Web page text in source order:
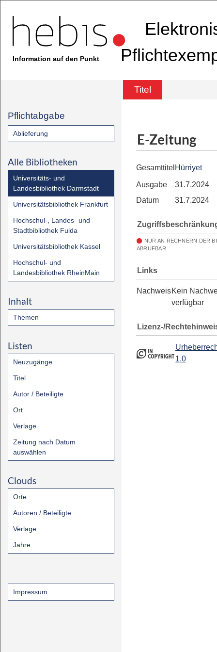
Information auf den Punkt
Titel
Pflichtabgabe
Ablieferung
Alle Bibliotheken
Universitäts- und
Landesbibliothek Darmstadt
Universitätsbibliothek Frankfurt
Hochschul-, Landes- und
Stadtbibliothek Fulda
Universitätsbibliothek Kassel
Hochschul- und
Landesbibliothek RheinMain
Inhalt
Themen
Listen
Neuzugänge
Titel
Autor / Beteiligte
Ort
Verlage
Zeitung nach Datum
auswählen
Clouds
Orte
Autoren / Beteiligte
Verlage
Jahre
Impressum
E-Zeitung
Gesamttitel Hürriyet
Ausgabe
31.7.2024
Datum
31.7.2024
NUR AN RECHNERN DER
ABRUFBAR
Links
NachweisKein
verfügbar
Lizenz-/
1.0